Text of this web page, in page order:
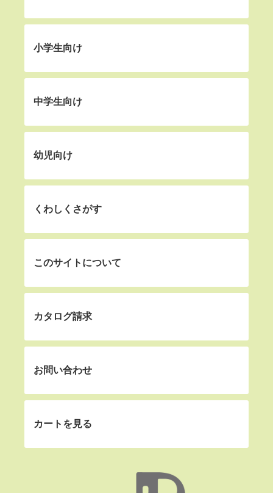
小学生向け
中学生向け
幼児向け
くわしくさがす
このサイトについて
カタログ請求
お問い合わせ
カートを見る